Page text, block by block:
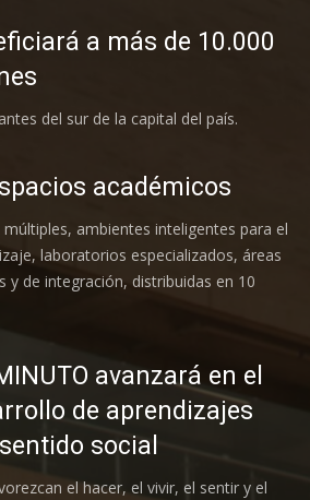
a más de 10.000
del sur de la capital del país.
académicos
múltiples, ambientes inteligentes para el
laboratorios especializados, áreas
y de integración, distribuidas en 10
avanzará en el
de aprendizajes
social
el hacer, el vivir, el sentir y el